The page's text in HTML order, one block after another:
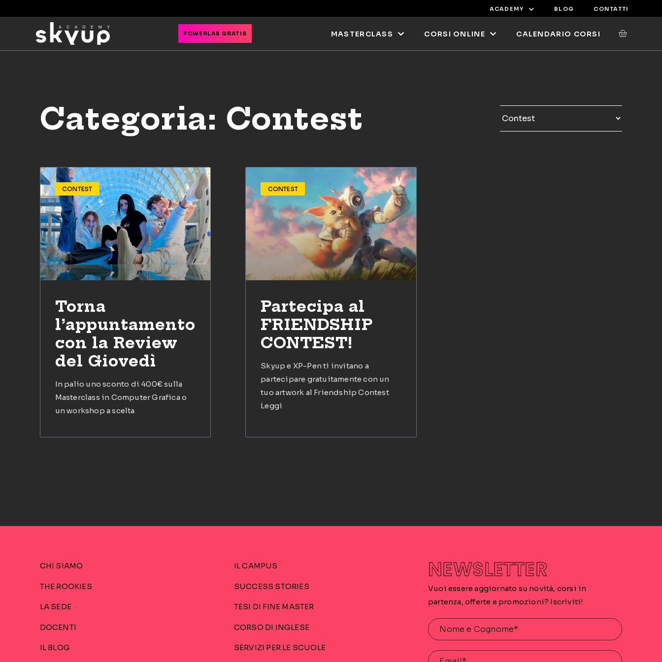
ACADEMY BLOG CONTATTI
POWERLAB GRATIS MASTERCLASS CORSI ONLINE CALENDARIO CORSI
Categoria: Contest
CONTEST
Torna
l’appuntamento
con la Review
del Giovedì
In palio uno sconto di 400€ sulla
Masterclass in Computer Grafica o
un workshop a scelta
CONTEST
Partecipa al
FRIENDSHIP
CONTEST!
Skyup e XP-Pen ti invitano a
partecipare gratuitamente con un
tuo artwork al Friendship Contest
Leggi
CHI SIAMO
THE ROOKIES
LA SEDE
DOCENTI
IL BLOG
IL CAMPUS
SUCCESS STORIES
TESI DI FINE MASTER
CORSO DI INGLESE
SERVIZI PER LE SCUOLE
NEWSLETTER
Vuoi essere aggiornato su novità, corsi in
partenza, offerte e promozioni? Iscriviti!